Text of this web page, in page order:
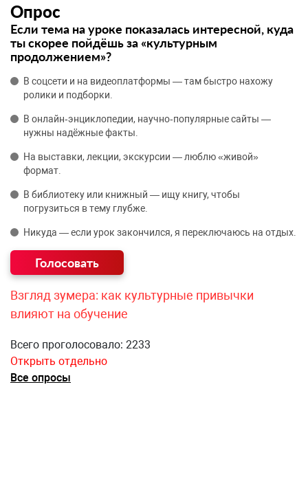
Опрос
Если тема на уроке показалась интересной, куда
ты скорее пойдёшь за «культурным
продолжением»?
В соцсети и на видеоплатформы — там быстро нахожу
ролики и подборки.
В онлайн‑энциклопедии, научно‑популярные сайты —
нужны надёжные факты.
На выставки, лекции, экскурсии — люблю «живой»
формат.
В библиотеку или книжный — ищу книгу, чтобы
погрузиться в тему глубже.
Никуда — если урок закончился, я переключаюсь на отдых.
Взгляд зумера: как культурные привычки
влияют на обучение
Всего проголосовало: 2233
Открыть отдельно
Все опросы